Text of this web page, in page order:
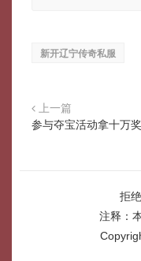
新开辽宁传奇私服
上一篇
参与夺宝活动拿十万
拒
注释：